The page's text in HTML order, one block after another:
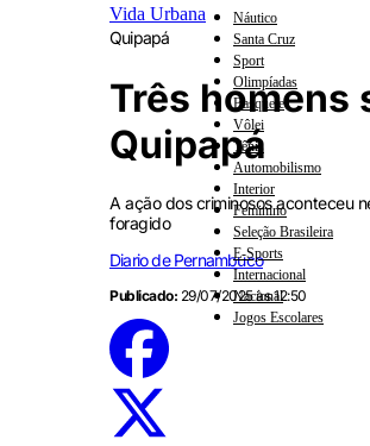
Náutico
Santa Cruz
Sport
Olimpíadas
Basquete
Vôlei
Tênis
Automobilismo
Interior
Feminino
Seleção Brasileira
E-Sports
Internacional
Nacional
Jogos Escolares
Vida Urbana
Quipapá
Três homens
Quipapá
A ação dos criminosos aconteceu
foragido
Diario de Pernambuco
Publicado: 29/07/2025 às 12:50